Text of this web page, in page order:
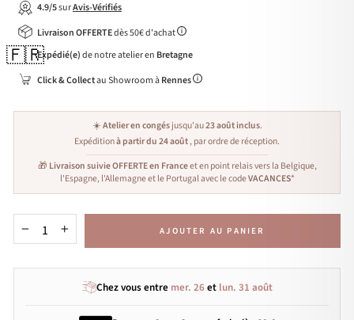
4.9/5surAvis-Vérifiés
Livraison OFFERTEdès 50€ d'achat
🇫🇷Expédié(e)de notre atelier en Bretagne
Click & Collectau Showroom àRennes
☀️Atelier en congésjusqu'au23 août inclus.
Expéditionà partir du 24 août, par ordre de réception.
🎁 Livraison suivie OFFERTE en Franceet en point relais vers la Belgique,
l'Espagne, l'Allemagne et le Portugal avec le codeVACANCES*
+ AJOUTER AU PANIER
Chez vous entre mer. 26et lun. 31 août